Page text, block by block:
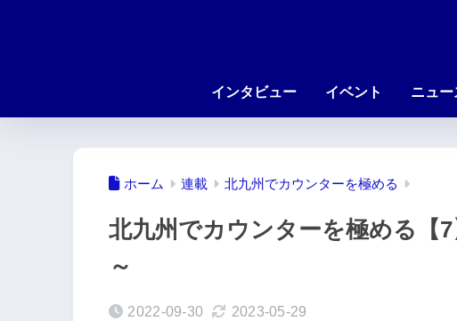
インタビュー イベント ニュー
ホーム 連載 北九州でカウンターを極める
北九州でカウンターを極める【
～
2022-09-30 2023-05-29